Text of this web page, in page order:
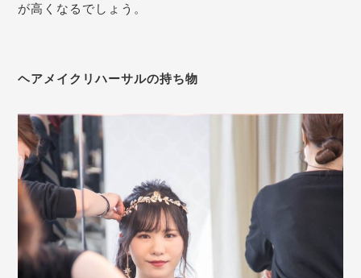
が高くなるでしょう。
ヘアメイクリハーサルの持ち物